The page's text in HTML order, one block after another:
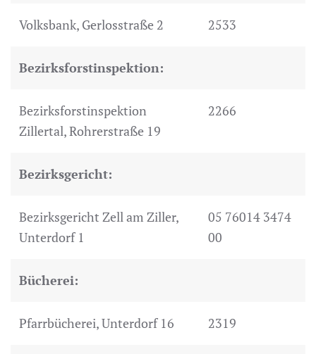
Volksbank, Gerlosstraße 2 2533
Bezirksforstinspektion:
Bezirksforstinspektion
Zillertal, Rohrerstraße 19
2266
Bezirksgericht:
Bezirksgericht Zell am Ziller,
Unterdorf 1
05 76014 3474
00
Bücherei:
Pfarrbücherei, Unterdorf 16 2319